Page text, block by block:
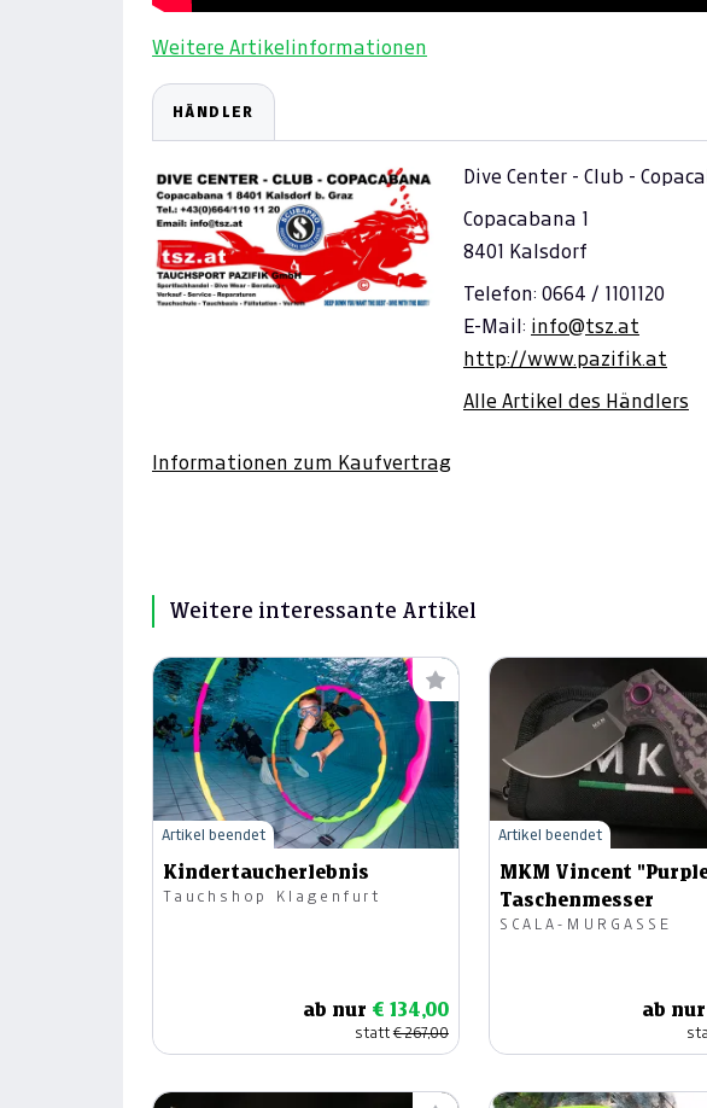
Weitere Artikelinformationen
HÄNDLER
Dive Center - Club -
Copacabana 1
8401 Kalsdorf
Telefon: 0664 / 1101120
E-Mail: info@tsz.at
http://www.pazifik.at
Alle Artikel des Händlers
Informationen zum Kaufvertrag
Weitere interessante Artikel
Kindertaucherlebnis
Tauchshop Klagenfurt
ab nur € 134,00
statt€ 267,00
Artikel beendet
MKM Vincent
Taschenmesser
SCALA-MURGASSE
ab nur
Artikel beendet